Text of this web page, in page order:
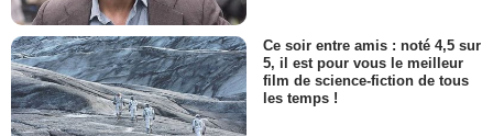
Ce soir entre amis : noté 4,5 sur
5, il est pour vous le meilleur
film de science-fiction de tous
les temps !